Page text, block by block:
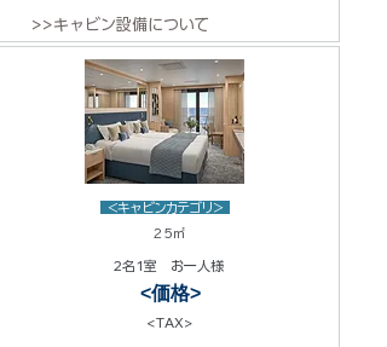
>>キャビン設備について
<キャビンカテゴリ>
25㎡
2名1室 お一人様
<価格>
<TAX>